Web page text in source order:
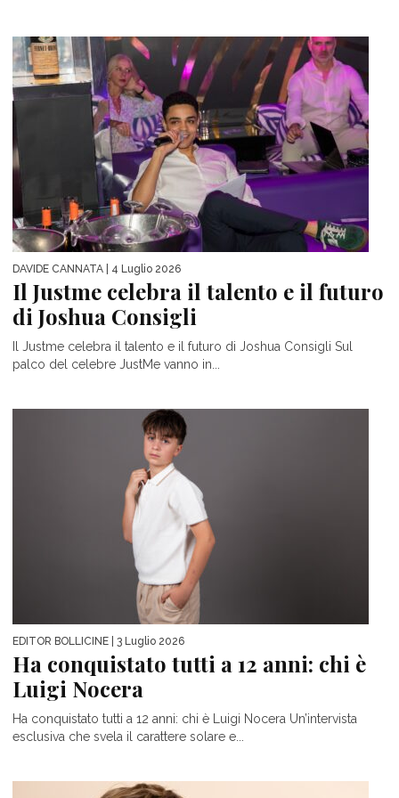
DAVIDE CANNATA | 4 Luglio 2026
Il Justme celebra il talento e il futuro
di Joshua Consigli
Il Justme celebra il talento e il futuro di Joshua Consigli Sul
palco del celebre JustMe vanno in...
EDITOR BOLLICINE | 3 Luglio 2026
Ha conquistato tutti a 12 anni: chi è
Luigi Nocera
Ha conquistato tutti a 12 anni: chi è Luigi Nocera Un’intervista
esclusiva che svela il carattere solare e...